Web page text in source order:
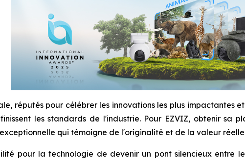
réputés pour célébrer les innovations les plus impactantes
les standards de l'industrie. Pour EZVIZ, obtenir sa
qui témoigne de l'originalité et de la valeur
pour la technologie de devenir un pont silencieux entre